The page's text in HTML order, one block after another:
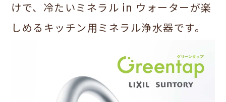
けで、冷たいミネラル in ウォーターが楽
しめるキッチン用ミネラル浄水器です。